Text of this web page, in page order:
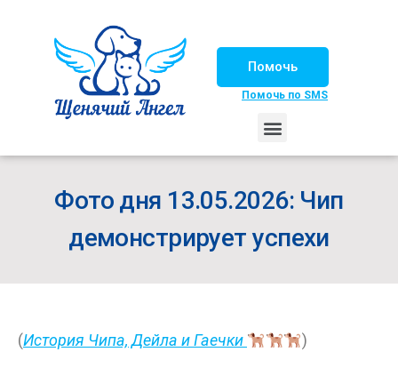
Помочь
Помочь по SMS
Фото дня 13.05.2026: Чип
демонстрирует успехи
(История Чипа, Дейла и Гаечки )